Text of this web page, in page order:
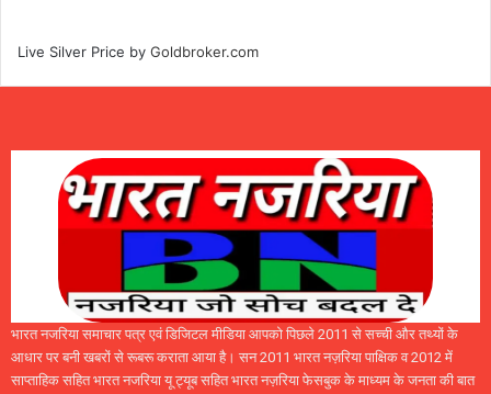
Live Silver Price by Goldbroker.com
भारत नजरिया समाचार पत्र एवं डिजिटल मीडिया आपको पिछले 2011 से सच्ची और तथ्यों के
आधार पर बनी खबरों से रूबरू कराता आया है। सन 2011 भारत नज़रिया पाक्षिक व 2012 में
साप्ताहिक सहित भारत नजरिया यू ट्यूब सहित भारत नज़रिया फेसबुक के माध्यम के जनता की बात